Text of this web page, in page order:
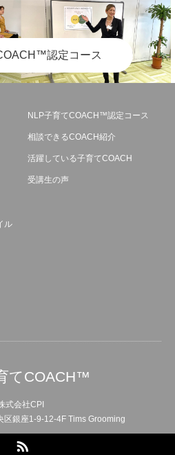
認定コース
NLP子育てCOACH™認定コース
相談できるCOACH紹介
活躍している子育てCOACH
受講生の声
ル
てCOACH™
式会社CPI
区銀座1-9-12-4F Tims Grooming